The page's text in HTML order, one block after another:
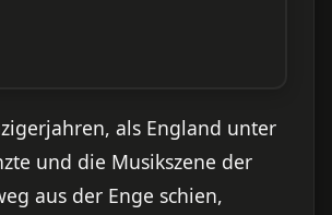
als England unter
und die Musikszene der
aus der Enge schien,